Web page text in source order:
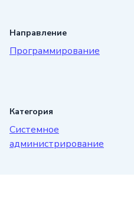
Наши опытные
вам освоить новый
необходимые
«Надежный старт в
возможность
в программировании
Направление
Программирование
Категория
Системное
администрирование